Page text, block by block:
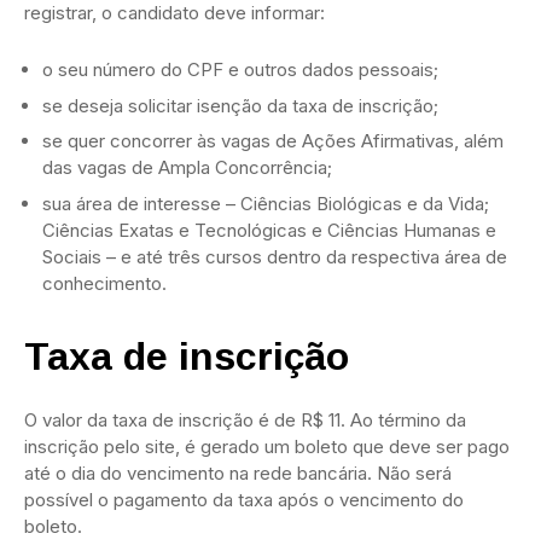
registrar, o candidato deve informar:
o seu número do CPF e outros dados pessoais;
se deseja solicitar isenção da taxa de inscrição;
se quer concorrer às vagas de Ações Afirmativas, além
das vagas de Ampla Concorrência;
sua área de interesse – Ciências Biológicas e da Vida;
Ciências Exatas e Tecnológicas e Ciências Humanas e
Sociais – e até três cursos dentro da respectiva área de
conhecimento.
Taxa de inscrição
O valor da taxa de inscrição é de R$ 11. Ao término da
inscrição pelo site, é gerado um boleto que deve ser pago
até o dia do vencimento na rede bancária. Não será
possível o pagamento da taxa após o vencimento do
boleto.